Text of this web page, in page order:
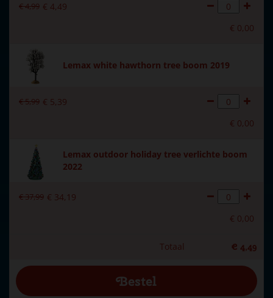
€4,99 € 4,49
€ 0,00
Lemax white hawthorn tree boom 2019
€5,99 € 5, 39
€ 0,00
Lemax outdoor holiday tree verlichte boom
2022
€37,99 € 34, 19
€ 0,00
Totaal € 4,49